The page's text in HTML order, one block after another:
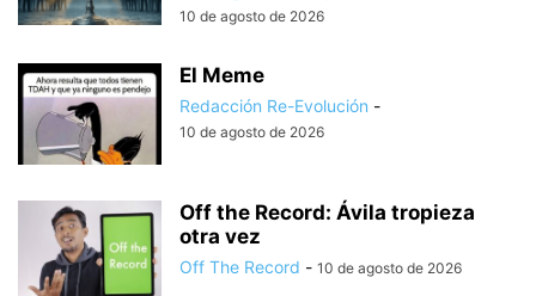
10 de agosto de 2026
El Meme
Redacción Re-Evolución -
10 de agosto de 2026
Off the Record: Ávila tropieza
otra vez
Off The Record - 10 de agosto de 2026